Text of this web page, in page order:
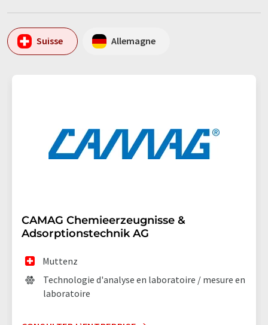
Suisse Allemagne
CAMAG Chemieerzeugnisse &
Adsorptionstechnik AG
Muttenz
Technologie d'analyse en laboratoire / mesure en
laboratoire